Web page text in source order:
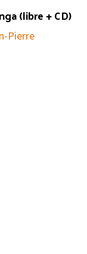
(libre + CD)
Pierre